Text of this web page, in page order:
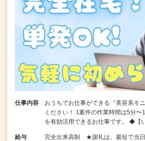
仕事内容
おうちでお仕事ができる『美容系モ
ください！ 1案件の作業時間は5分〜
を有効活用できるお仕事です。 ◆【
給与
完全出来高制 ★謝礼は、最短で当日